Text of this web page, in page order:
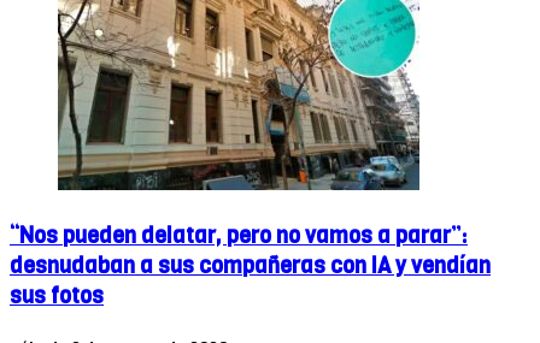
“Nos pueden delatar, pero no vamos a parar”:
desnudaban a sus compañeras con IA y vendían
sus fotos